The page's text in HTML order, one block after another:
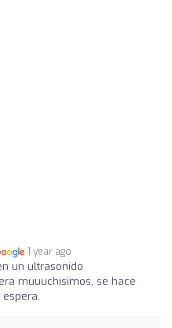
1 year ago
un ultrasonido
muuuchisimos, se hace